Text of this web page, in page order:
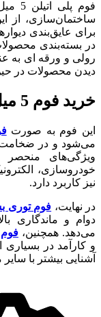
ساختمان‌سازی، از
برای عایق‌بندی
در بسته‌بندی
رولی و ورقه ای به
دیدن محصولات در
خرید فوم 5 میل
این فوم به صورت
می‌شود و در
ویژگی‌های منحصر
خودروسازی،
نیز کاربرد دارد.
در نهایت، فوم توری
دوام و ماندگاری
می‌دهد. همچنین، فوم
و کارآمد در بسیاری
آشنایی بیشتر با